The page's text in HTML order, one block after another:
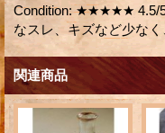
Condition: ★★★★★ 4.5/5
なスレ、キズなど少な
関連商品